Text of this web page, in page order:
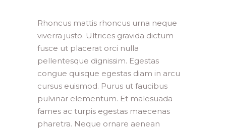
Rhoncus mattis rhoncus urna neque
viverra justo. Ultrices gravida dictum
fusce ut placerat orci nulla
pellentesque dignissim. Egestas
congue quisque egestas diam in arcu
cursus euismod. Purus ut faucibus
pulvinar elementum. Et malesuada
fames ac turpis egestas maecenas
pharetra. Neque ornare aenean